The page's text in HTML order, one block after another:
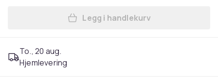
Legg Towel City Luxury
Legg i handlekurv
To., 20 aug.
Hjemlevering